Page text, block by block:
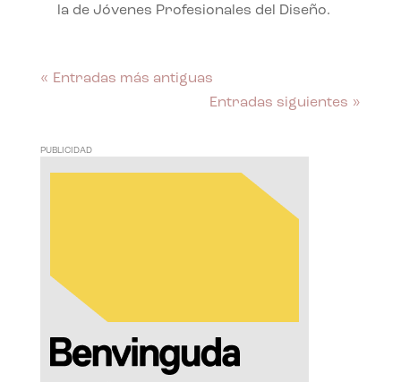
la de Jóvenes Profesionales del Diseño.
« Entradas más antiguas
Entradas siguientes »
PUBLICIDAD